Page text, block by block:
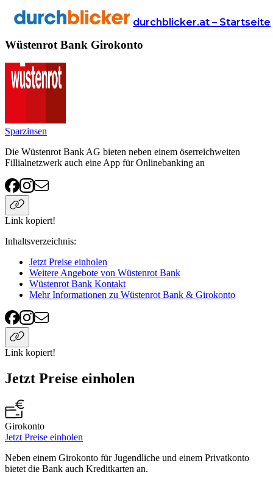
durchblicker.at – Startseite
Anbieter Finanzen girokonto Wüstenrot Bank
Wüstenrot Bank Girokonto
Sparzinsen
Die Wüstenrot Bank AG bieten neben einem öserreichweiten
Fillialnetzwerk auch eine App für Onlinebanking an
Link kopiert!
Inhaltsverzeichnis:
Jetzt Preise einholen
Weitere Angebote von Wüstenrot Bank
Wüstenrot Bank Kontakt
Mehr Informationen zu Wüstenrot Bank & Girokonto
Link kopiert!
Jetzt Preise einholen
Girokonto
Jetzt Preise einholen
Neben einem Girokonto für Jugendliche und einem Privatkonto
bietet die Bank auch Kreditkarten an.